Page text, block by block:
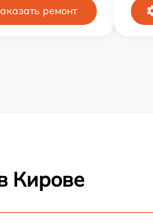
ремонт
Кирове